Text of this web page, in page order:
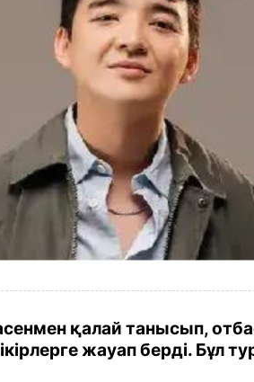
қалай танысып,
жауап берді. Бұл